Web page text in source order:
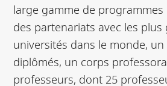
large gamme de
des partenariats avec les plus
universités dans le monde,
diplômés, un corps
professeurs, dont 25